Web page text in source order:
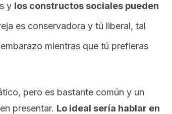
y los constructos sociales pueden
es conservadora y tú liberal, tal
mientras que tú prefieras
pero es bastante común y un
presentar. Lo ideal sería hablar en